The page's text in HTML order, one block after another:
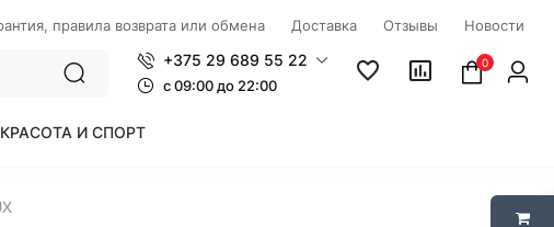
правила возврата или обмена Доставка Отзывы Новости
+375 29 689 55 22
c 09:00 до 22:00
0
КРАСОТА И СПОРТ